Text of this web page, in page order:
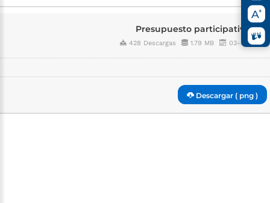
Presupuesto participativo
428 Descargas 1.79 MB 03-05-2022
Descargar ( png )